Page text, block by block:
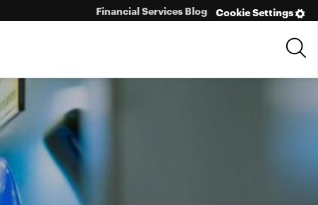
Cookie Settings
Financial Services Blog